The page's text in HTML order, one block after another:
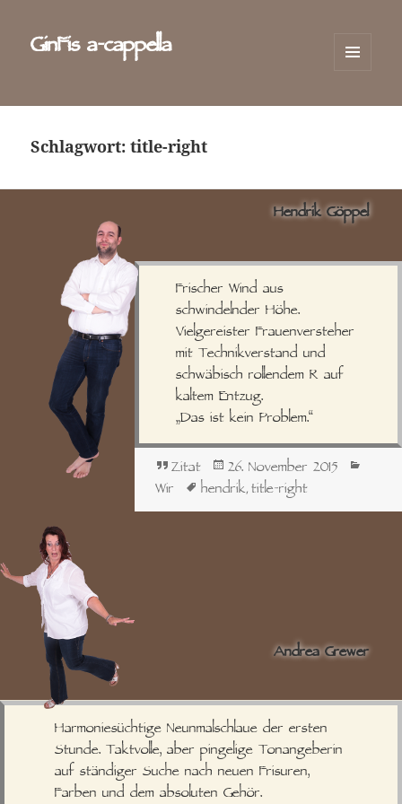
GinFis a‑cappella
WIDGETS
Schlagwort:title-right
Hendrik Göppel
Frischer Wind aus
schwindelnder Höhe.
Vielgereister Frauenversteher
mit Technikverstand und
schwäbisch rollendem R auf
kaltem Entzug.
„Das ist kein Problem.“
Format
Zitat
Veröffentlicht
am
26. November 2015
Wir Schlagwörter
hendrik, title-right
Andrea Grewer
Harmoniesüchtige Neunmalschlaue der ersten
Stunde. Taktvolle, aber pingelige Tonangeberin
auf ständiger Suche nach neuen Frisuren,
Farben und dem absoluten Gehör.